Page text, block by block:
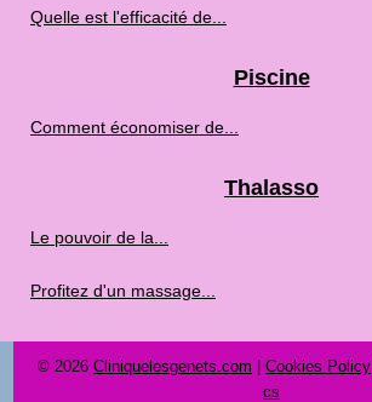
Quelle est l'efficacité de...
Piscine
Comment économiser de...
Thalasso
Le pouvoir de la...
Profitez d'un massage...
© 2026 Cliniquelesgenets.com Cookies Policy
cs